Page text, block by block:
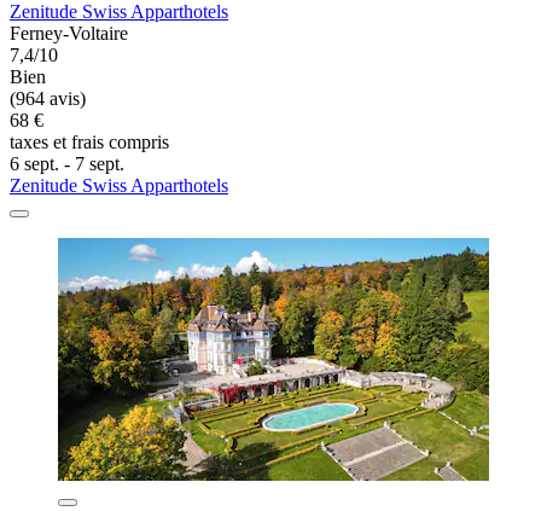
Zenitude Swiss Apparthotels
Ferney-Voltaire
7,4/10
Bien
(964 avis)
68 €
taxes et frais compris
6 sept. - 7 sept.
Zenitude Swiss Apparthotels